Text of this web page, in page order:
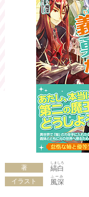
著 縞白
しましろ
イラスト 風深
ふーみ